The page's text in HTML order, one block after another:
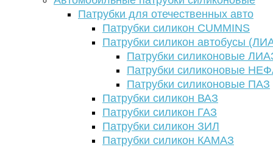
Патрубки для отечественных авто
Патрубки силикон CUMMINS
Патрубки силикон автобусы
Патрубки силиконовые
Патрубки силиконовые
Патрубки силиконовые ПАЗ
Патрубки силикон ВАЗ
Патрубки силикон ГАЗ
Патрубки силикон ЗИЛ
Патрубки силикон КАМАЗ